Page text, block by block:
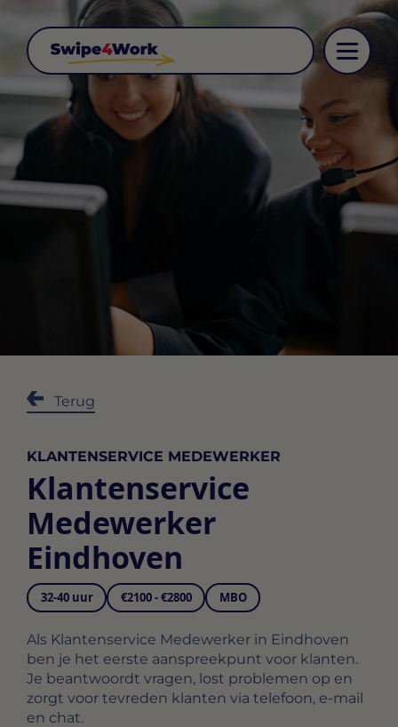
Terug
KLANTENSERVICE MEDEWERKER
Klantenservice
Medewerker
Eindhoven
32-40 uur €2100 - €2800 MBO
Als Klantenservice Medewerker in Eindhoven
ben je het eerste aanspreekpunt voor klanten.
Je beantwoordt vragen, lost problemen op en
zorgt voor tevreden klanten via telefoon, e-mail
en chat.